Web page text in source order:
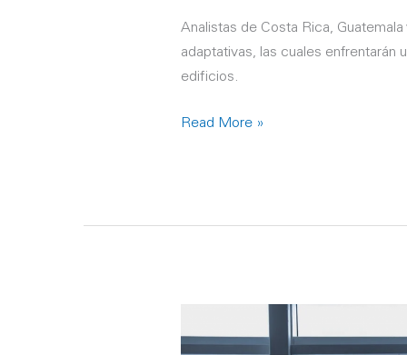
Analistas de Costa Rica,
adaptativas, las cuales enfrentarán
edificios.
Read More »
mercado